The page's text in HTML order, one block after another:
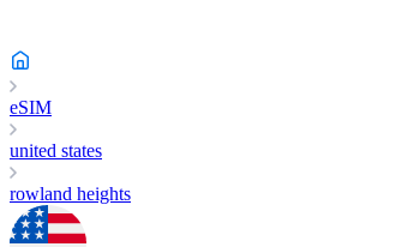
eSIM
united states
rowland heights